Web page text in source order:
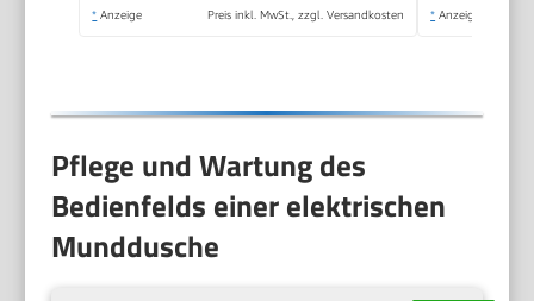
* Anzeige Preis inkl. MwSt., zzgl. Versandkosten * Anzeige
Pflege und Wartung des
Bedienfelds einer elektrischen
Munddusche